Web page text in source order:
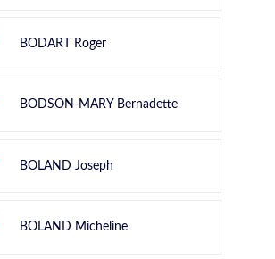
BODART Roger
BODSON-MARY Bernadette
BOLAND Joseph
BOLAND Micheline